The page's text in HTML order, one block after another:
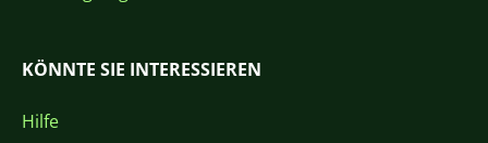
KÖNNTE SIE INTERESSIEREN
Hilfe